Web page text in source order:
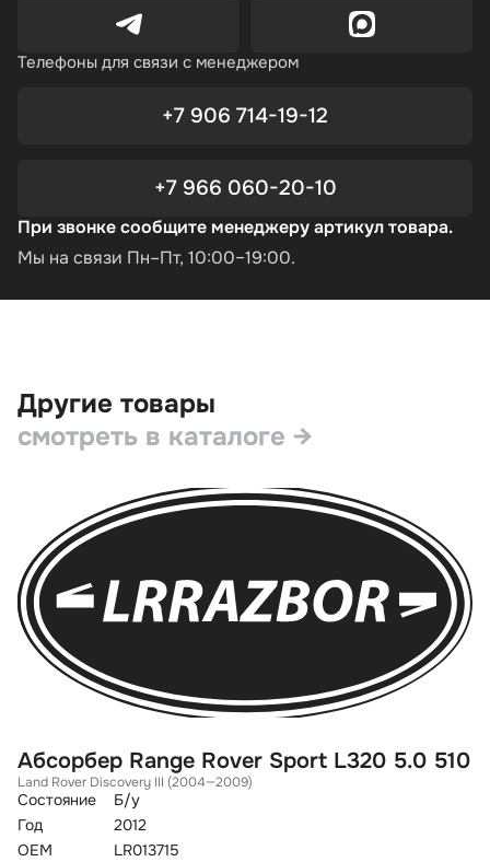
Телефоны для связи с менеджером
+7 906 714-19-12
+7 966 060-20-10
При звонке сообщите менеджеру артикул товара.
Мы на связи Пн–Пт, 10:00–19:00.
Другие товары
смотреть в каталоге →
Абсорбер Range Rover Sport L320 5.0 510
Land Rover Discovery III (2004—2009)
Состояние
Б/у
Год
2012
OEM
LR013715